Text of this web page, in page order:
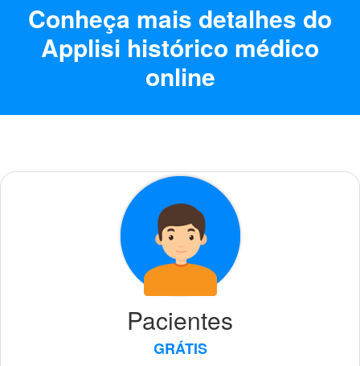
Conheça mais detalhes do
Applisi histórico médico
online
Pacientes
GRÁTIS